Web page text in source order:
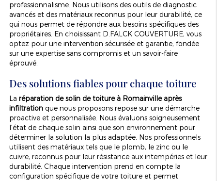
professionnalisme. Nous utilisons des outils de diagnostic
avancés et des matériaux reconnus pour leur durabilité, ce
qui nous permet de répondre aux besoins spécifiques des
propriétaires. En choisissant D.FALCK COUVERTURE, vous
optez pour une intervention sécurisée et garantie, fondée
sur une expertise sans compromis et un savoir-faire
éprouvé.
Des solutions fiables pour chaque toiture
La réparation de solin de toiture à Romainville après
infiltrationque nous proposons repose sur une démarche
proactive et personnalisée. Nous évaluons soigneusement
l'état de chaque solin ainsi que son environnement pour
déterminer la solution la plus adaptée. Nos professionnels
utilisent des matériaux tels que le plomb, le zinc ou le
cuivre, reconnus pour leur résistance aux intempéries et leur
durabilité. Chaque intervention prend en compte la
configuration spécifique de votre toiture et permet